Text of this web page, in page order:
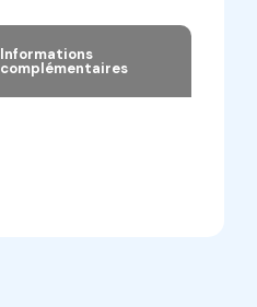
Informations
complémentaires